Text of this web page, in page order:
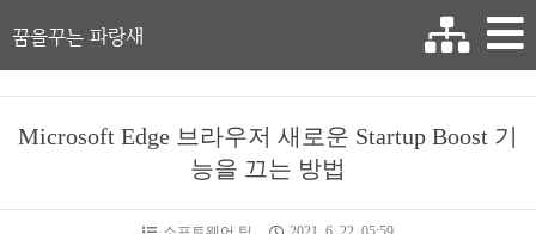
꿈을꾸는 파랑새
Microsoft Edge 브라우저 새로운 Startup Boost 기
능을 끄는 방법